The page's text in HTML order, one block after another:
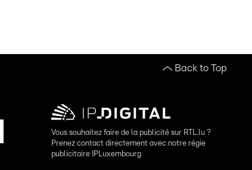
Back to Top
Vous souhaitez faire de la publicité sur RTL.lu ?
Prenez contact directement avec notre régie
publicitaire IPLuxembourg